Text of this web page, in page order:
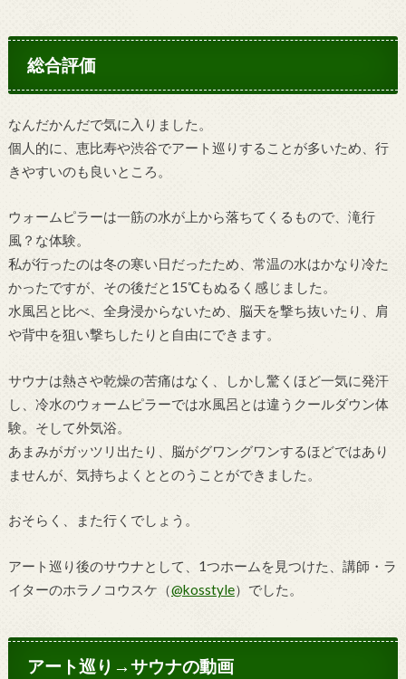
総合評価
なんだかんだで気に入りました。
個人的に、恵比寿や渋谷でアート巡りすることが多いため、行
きやすいのも良いところ。
ウォームピラーは一筋の水が上から落ちてくるもので、滝行
風？な体験。
私が行ったのは冬の寒い日だったため、常温の水はかなり冷た
かったですが、その後だと15℃もぬるく感じました。
水風呂と比べ、全身浸からないため、脳天を撃ち抜いたり、肩
や背中を狙い撃ちしたりと自由にできます。
サウナは熱さや乾燥の苦痛はなく、しかし驚くほど一気に発汗
し、冷水のウォームピラーでは水風呂とは違うクールダウン体
験。そして外気浴。
あまみがガッツリ出たり、脳がグワングワンするほどではあり
ませんが、気持ちよくととのうことができました。
おそらく、また行くでしょう。
アート巡り後のサウナとして、1つホームを見つけた、講師・ラ
イターのホラノコウスケ（@kosstyle）でした。
アート巡り→サウナの動画